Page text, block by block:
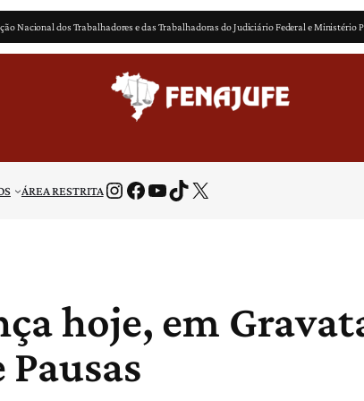
Nacional dos Trabalhadores e das Trabalhadoras do Judiciário Federal e Ministério
ÁREA RESTRITAInstagram Facebook Youtube TikTok X
hoje, em